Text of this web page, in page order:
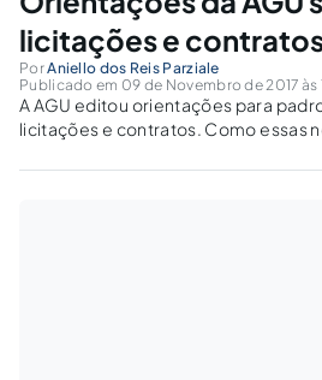
licitações e
PorAniello dos Reis Parziale
Publicado em 09 de Novembro de 2017 às
A AGU editou orientações para
licitações e contratos. Como essas